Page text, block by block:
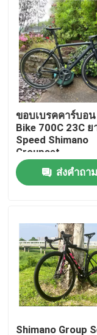
สินค้า
เกี่ยวกับเรา
ทัวร์โรงงาน
การควบคุมคุณภ
ติดต่อเรา
จักรยานเสือภูเขา
จักรยานเสือหมอ
เฟรมเสือหมอบค
ขอบเบรคคาร์บอน
Bike 700C 23C ย
Speed ​​Shimano
Groupset
ส่งคำถาม
Shimano Group